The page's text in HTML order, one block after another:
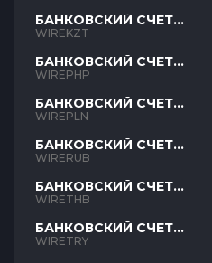
БАНКОВСКИЙ СЧЕТ
KZT
WIREKZT
БАНКОВСКИЙ СЧЕТ
PHP
WIREPHP
БАНКОВСКИЙ СЧЕТ
PLN
WIREPLN
БАНКОВСКИЙ СЧЕТ
RUB
WIRERUB
БАНКОВСКИЙ СЧЕТ
THB
WIRETHB
БАНКОВСКИЙ СЧЕТ
TRY
WIRETRY